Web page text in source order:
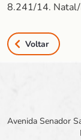
8.241/14.
Voltar
Avenida Senador